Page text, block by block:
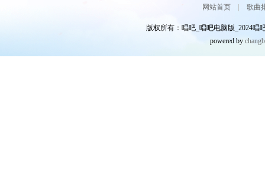
网站首页| 歌曲
版权所有：唱吧_唱吧电脑版_2024唱
powered by